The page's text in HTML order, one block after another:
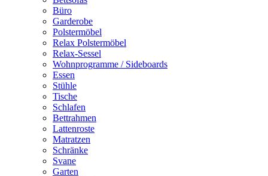
Büro
Garderobe
Polstermöbel
Relax Polstermöbel
Relax-Sessel
Wohnprogramme / Sideboards
Essen
Stühle
Tische
Schlafen
Bettrahmen
Lattenroste
Matratzen
Schränke
Svane
Garten